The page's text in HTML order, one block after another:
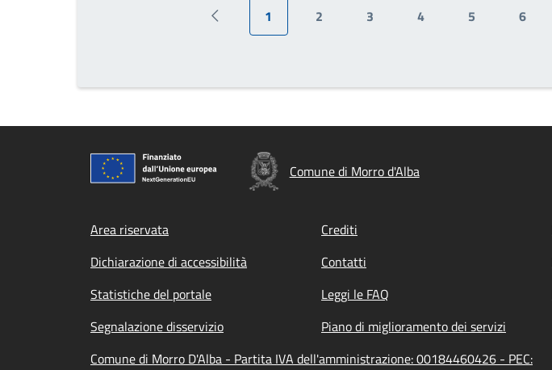
Pagina precedente
Pagina attuale
1
Pagina
2
Pagina
3
Pagina
4
Pagina
5
Pagina
6
Comune di Morro d'Alba
Footer menu
Area riservata Crediti
Dichiarazione di accessibilità
Contatti
Statistiche del portale
Leggi le FAQ
Segnalazione disservizio
Piano di miglioramento dei servizi
Comune di Morro D'Alba - Partita IVA dell'amministrazione: 00184460426 - PEC: